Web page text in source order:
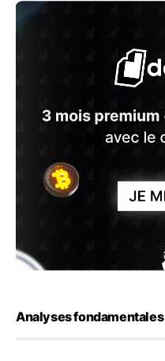
Analyses fondamentales